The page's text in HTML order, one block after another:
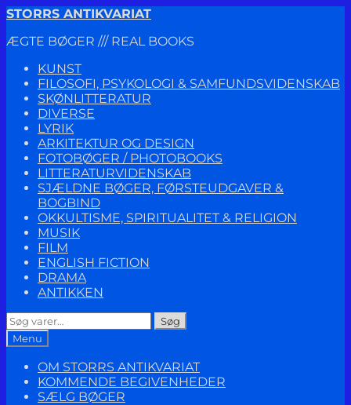
Spring
navigation
Spring
indhold
STORRS ANTIKVARIAT
ÆGTE BØGER /// REAL BOOKS
KUNST
FILOSOFI, PSYKOLOGI & SAMFUNDSVIDENSKAB
SKØNLITTERATUR
DIVERSE
LYRIK
ARKITEKTUR OG DESIGN
FOTOBØGER / PHOTOBOOKS
LITTERATURVIDENSKAB
SJÆLDNE BØGER, FØRSTEUDGAVER &
BOGBIND
OKKULTISME, SPIRITUALITET & RELIGION
MUSIK
FILM
ENGLISH FICTION
DRAMA
ANTIKKEN
Søg
efter:
Søg
Menu
OM STORRS ANTIKVARIAT
KOMMENDE BEGIVENHEDER
SÆLG BØGER